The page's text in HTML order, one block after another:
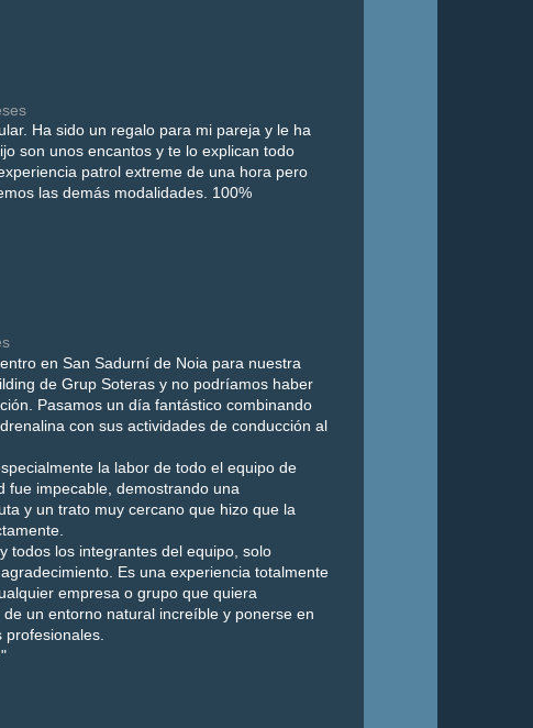
Ha sido un regalo para mi pareja y le ha
son unos encantos y te lo explican todo
patrol extreme de una hora pero
las demás modalidades. 100%
en San Sadurní de Noia para nuestra
de Grup Soteras y no podríamos haber
Pasamos un día fantástico combinando
con sus actividades de conducción al
la labor de todo el equipo de
fue impecable, demostrando una
y un trato muy cercano que hizo que la
todos los integrantes del equipo, solo
Es una experiencia totalmente
empresa o grupo que quiera
un entorno natural increíble y ponerse en